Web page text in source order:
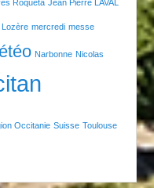
Roqueta Jean Pierre LAVAL
Lozère mercredi messe
Narbonne Nicolas
Occitanie Suisse Toulouse